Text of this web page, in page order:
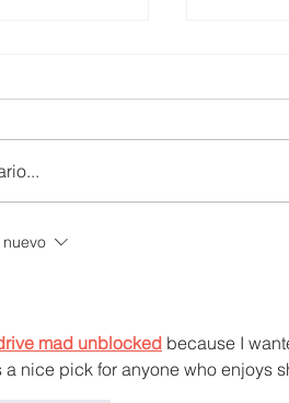
a la
que
y
mad unblocked because I
a nice pick for anyone who enjoys